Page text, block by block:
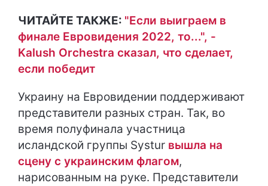
ЧИТАЙТЕ ТАКЖЕ: "Если выиграем в
финале Евровидения 2022, то...", -
Kalush Orchestra сказал, что сделает,
если победит
Украину на Евровидении поддерживают
представители разных стран. Так, во
время полуфинала участница
исландской группы Systur вышла на
сцену с украинским флагом,
нарисованным на руке. Представители